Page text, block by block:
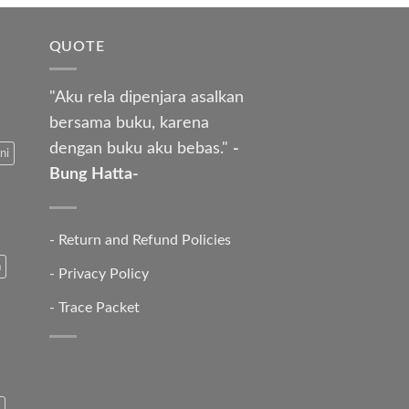
QUOTE
"Aku rela dipenjara asalkan
bersama buku, karena
dengan buku aku bebas." -
Bung Hatta-
- Return and Refund Policies
- Privacy Policy
- Trace Packet